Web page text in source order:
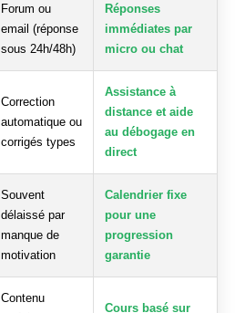
Forum ou
email (réponse
sous 24h/48h)
Réponses
immédiates par
micro ou chat
Correction
automatique ou
corrigés types
Assistance à
distance et aide
au débogage en
direct
Souvent
délaissé par
manque de
motivation
Calendrier fixe
pour une
progression
garantie
Contenu
Cours basé sur